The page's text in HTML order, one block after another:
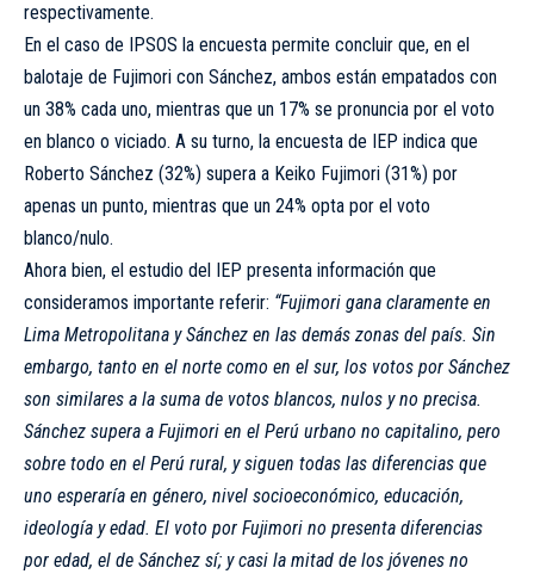
respectivamente.
En el caso de IPSOS la encuesta permite concluir que, en el
balotaje de Fujimori con Sánchez, ambos están empatados con
un 38% cada uno, mientras que un 17% se pronuncia por el voto
en blanco o viciado. A su turno, la encuesta de IEP indica que
Roberto Sánchez (32%) supera a Keiko Fujimori (31%) por
apenas un punto, mientras que un 24% opta por el voto
blanco/nulo.
Ahora bien, el estudio del IEP presenta información que
consideramos importante referir: “Fujimori gana claramente en
Lima Metropolitana y Sánchez en las demás zonas del país. Sin
embargo, tanto en el norte como en el sur, los votos por Sánchez
son similares a la suma de votos blancos, nulos y no precisa.
Sánchez supera a Fujimori en el Perú urbano no capitalino, pero
sobre todo en el Perú rural, y siguen todas las diferencias que
uno esperaría en género, nivel socioeconómico, educación,
ideología y edad. El voto por Fujimori no presenta diferencias
por edad, el de Sánchez sí; y casi la mitad de los jóvenes no